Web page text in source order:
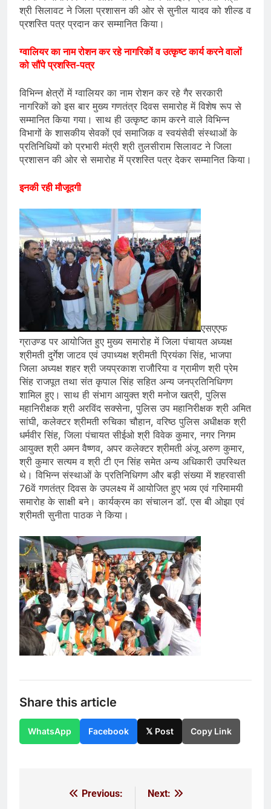
श्री सिलावट ने जिला प्रशासन की ओर से सुनील यादव को शील्ड व
प्रशस्ति पत्र प्रदान कर सम्मानित किया।
ग्वालियर का नाम रोशन कर रहे नागरिकों व उत्कृष्ट कार्य करने वालों
को सौंपे प्रशस्ति-पत्र
विभिन्न क्षेत्रों में ग्वालियर का नाम रोशन कर रहे गैर सरकारी
नागरिकों को इस बार मुख्य गणतंत्र दिवस समारोह में विशेष रूप से
सम्मानित किया गया। साथ ही उत्कृष्ट काम करने वाले विभिन्न
विभागों के शासकीय सेवकों एवं समाजिक व स्वयंसेवी संस्थाओं के
प्रतिनिधियों को प्रभारी मंत्री श्री तुलसीराम सिलावट ने जिला
प्रशासन की ओर से समारोह में प्रशस्ति पत्र देकर सम्मानित किया।
इनकी रही मौजूदगी
एसएएफ
ग्राउण्ड पर आयोजित हुए मुख्य समारोह में जिला पंचायत अध्यक्ष
श्रीमती दुर्गेश जाटव एवं उपाध्यक्ष श्रीमती प्रियंका सिंह, भाजपा
जिला अध्यक्ष शहर श्री जयप्रकाश राजौरिया व ग्रामीण श्री प्रेम
सिंह राजपूत तथा संत कृपाल सिंह सहित अन्य जनप्रतिनिधिगण
शामिल हुए। साथ ही संभाग आयुक्त श्री मनोज खत्री, पुलिस
महानिरीक्षक श्री अरविंद सक्सेना, पुलिस उप महानिरीक्षक श्री अमित
सांघी, कलेक्टर श्रीमती रुचिका चौहान, वरिष्ठ पुलिस अधीक्षक श्री
धर्मवीर सिंह, जिला पंचायत सीईओ श्री विवेक कुमार, नगर निगम
आयुक्त श्री अमन वैष्णव, अपर कलेक्टर श्रीमती अंजू अरुण कुमार,
श्री कुमार सत्यम व श्री टी एन सिंह समेत अन्य अधिकारी उपस्थित
थे। विभिन्न संस्थाओं के प्रतिनिधिगण और बड़ी संख्या में शहरवासी
76वें गणतंत्र दिवस के उपलक्ष्य में आयोजित हुए भव्य एवं गरिमामयी
समारोह के साक्षी बने। कार्यक्रम का संचालन डॉ. एस बी ओझा एवं
श्रीमती सुनीता पाठक ने किया।
Share this article
WhatsApp Facebook 𝕏 Post Copy Link
Previous:
Next: